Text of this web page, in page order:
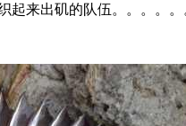
起来出矶的队伍。。。。。